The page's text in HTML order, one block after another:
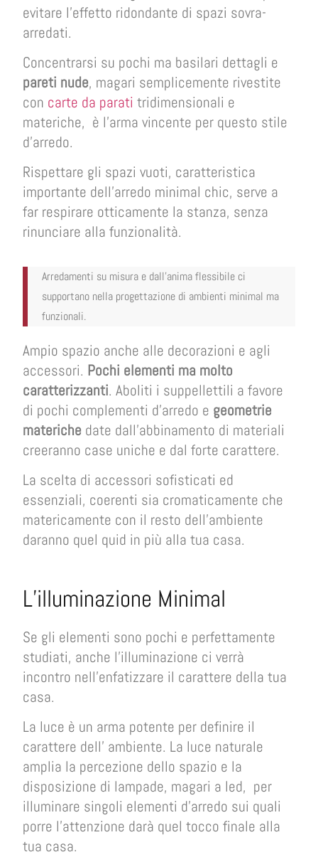
evitare l’effetto ridondante di spazi sovra-
arredati.
Concentrarsi su pochi ma basilari dettagli e
pareti nude, magari semplicemente rivestite
con carte da parati tridimensionali e
materiche, è l’arma vincente per questo stile
d’arredo.
Rispettare gli spazi vuoti, caratteristica
importante dell’arredo minimal chic, serve a
far respirare otticamente la stanza, senza
rinunciare alla funzionalità.
Arredamenti su misura e dall’anima flessibile ci
supportano nella progettazione di ambienti minimal ma
funzionali.
Ampio spazio anche alle decorazioni e agli
accessori. Pochi elementi ma molto
caratterizzanti. Aboliti i suppellettili a favore
di pochi complementi d’arredo e geometrie
materiche date dall’abbinamento di materiali
creeranno case uniche e dal forte carattere.
La scelta di accessori sofisticati ed
essenziali, coerenti sia cromaticamente che
matericamente con il resto dell’ambiente
daranno quel quid in più alla tua casa.
L’illuminazione Minimal
Se gli elementi sono pochi e perfettamente
studiati, anche l’illuminazione ci verrà
incontro nell’enfatizzare il carattere della tua
casa.
La luce è un arma potente per definire il
carattere dell’ ambiente. La luce naturale
amplia la percezione dello spazio e la
disposizione di lampade, magari a led, per
illuminare singoli elementi d’arredo sui quali
porre l’attenzione darà quel tocco finale alla
tua casa.